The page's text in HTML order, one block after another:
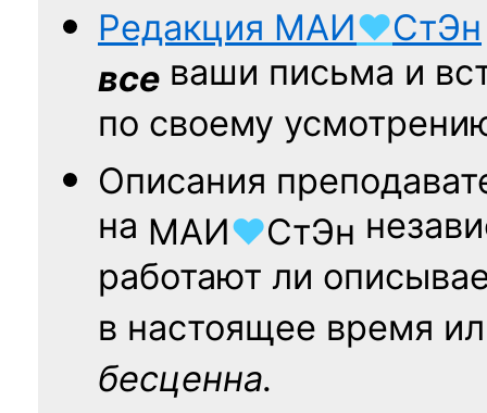
Редакция МАИ♥СтЭн
все ваши письма и
по своему
Описания
на МАИ♥СтЭн
работают ли
в настоящее время
бесценна.